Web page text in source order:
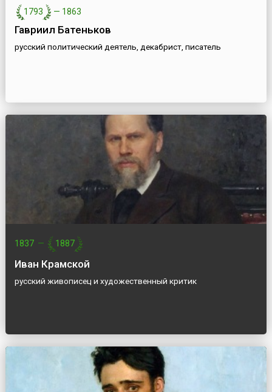
1793 — 1863
Гавриил Батеньков
русский политический деятель, декабрист, писатель
1837 — 1887
Иван Крамской
русский живописец и художественный критик